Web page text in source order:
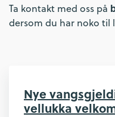
Ta kontakt med oss på
dersom du har noko til
Nye
vellukka